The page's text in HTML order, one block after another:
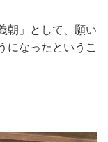
朝」として、願い
になったというこ